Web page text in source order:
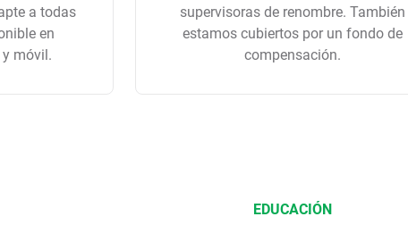
a todas
en
móvil.
supervisoras de renombre. También
estamos cubiertos por un fondo de
compensación.
EDUCACIÓN